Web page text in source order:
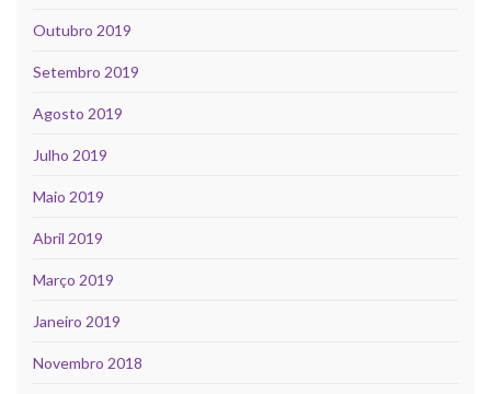
Outubro 2019
Setembro 2019
Agosto 2019
Julho 2019
Maio 2019
Abril 2019
Março 2019
Janeiro 2019
Novembro 2018